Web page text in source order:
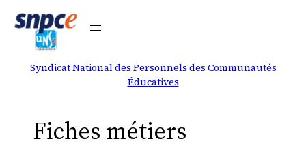
Aller
au
contenu
Syndicat National des Personnels des Communautés
Éducatives
Fiches métiers